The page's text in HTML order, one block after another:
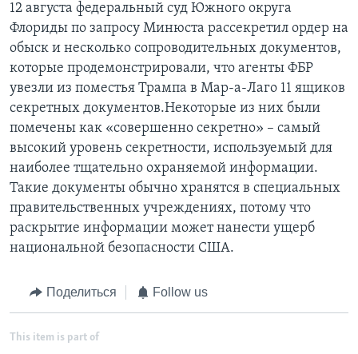
12 августа федеральный суд Южного округа
Флориды по запросу Минюста рассекретил ордер на
обыск и несколько сопроводительных документов,
которые продемонстрировали, что агенты ФБР
увезли из поместья Трампа в Мар-а-Лаго 11 ящиков
секретных документов.Некоторые из них были
помечены как «совершенно секретно» – самый
высокий уровень секретности, используемый для
наиболее тщательно охраняемой информации.
Такие документы обычно хранятся в специальных
правительственных учреждениях, потому что
раскрытие информации может нанести ущерб
национальной безопасности США.
Поделиться Follow us
This item is part of